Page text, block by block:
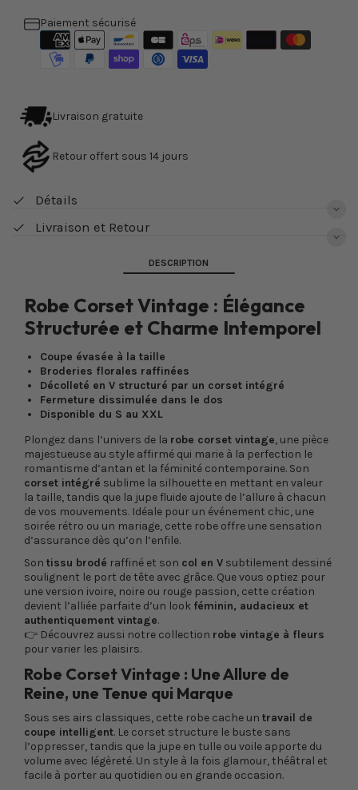
vintage
vintage
Paiement sécurisé
Livraison gratuite
Retour offert sous 14 jours
Détails
Livraison et Retour
DESCRIPTION
Robe Corset Vintage : Élégance
Structurée et Charme Intemporel
Coupe évasée à la taille
Broderies florales raffinées
Décolleté en V structuré par un corset intégré
Fermeture dissimulée dans le dos
Disponible du S au XXL
Plongez dans l’univers de la robe corset vintage, une pièce
majestueuse au style affirmé qui marie à la perfection le
romantisme d’antan et la féminité contemporaine. Son
corset intégré sublime la silhouette en mettant en valeur
la taille, tandis que la jupe fluide ajoute de l’allure à chacun
de vos mouvements. Idéale pour un événement chic, une
soirée rétro ou un mariage, cette robe offre une sensation
d’assurance dès qu’on l’enfile.
Son tissu brodé raffiné et son col en V subtilement dessiné
soulignent le port de tête avec grâce. Que vous optiez pour
une version ivoire, noire ou rouge passion, cette création
devient l’alliée parfaite d’un look féminin, audacieux et
authentiquement vintage.
👉 Découvrez aussi notre collection robe vintage à fleurs
pour varier les plaisirs.
Robe Corset Vintage : Une Allure de
Reine, une Tenue qui Marque
Sous ses airs classiques, cette robe cache un travail de
coupe intelligent. Le corset structure le buste sans
l’oppresser, tandis que la jupe en tulle ou voile apporte du
volume avec légèreté. Un style à la fois glamour, théâtral et
facile à porter au quotidien ou en grande occasion.